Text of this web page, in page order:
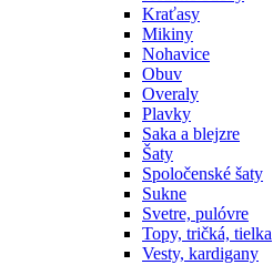
Kraťasy
Mikiny
Nohavice
Obuv
Overaly
Plavky
Saka a blejzre
Šaty
Spoločenské šaty
Sukne
Svetre, pulóvre
Topy, tričká, tielka
Vesty, kardigany